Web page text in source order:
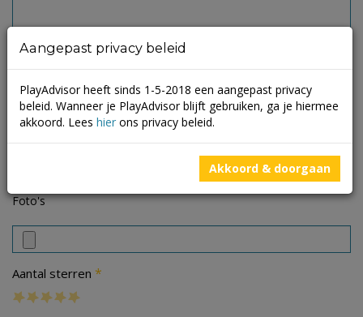
Foto's
Aantal sterren *
Aangepast privacy beleid
PlayAdvisor heeft sinds 1-5-2018 een aangepast privacy
beleid. Wanneer je PlayAdvisor blijft gebruiken, ga je hiermee
akkoord. Lees hier ons privacy beleid.
Akkoord & doorgaan